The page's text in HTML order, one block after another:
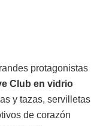
protagonistas
Club en vidrio
y tazas, servilletas
de corazón